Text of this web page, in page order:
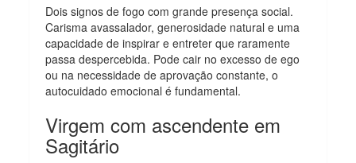
Dois signos de fogo com grande presença social.
Carisma avassalador, generosidade natural e uma
capacidade de inspirar e entreter que raramente
passa despercebida. Pode cair no excesso de ego
ou na necessidade de aprovação constante, o
autocuidado emocional é fundamental.
Virgem com ascendente em
Sagitário